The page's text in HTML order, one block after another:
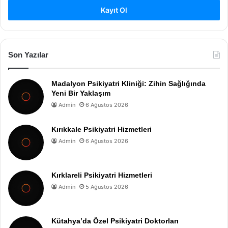
Kayıt Ol
Son Yazılar
Madalyon Psikiyatri Kliniği: Zihin Sağlığında
Yeni Bir Yaklaşım
Admin 6 Ağustos 2026
Kırıkkale Psikiyatri Hizmetleri
Admin 6 Ağustos 2026
Kırklareli Psikiyatri Hizmetleri
Admin 5 Ağustos 2026
Kütahya’da Özel Psikiyatri Doktorları